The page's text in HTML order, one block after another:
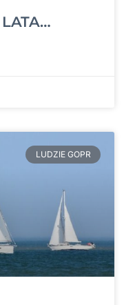
LATA…
LUDZIE GOPR